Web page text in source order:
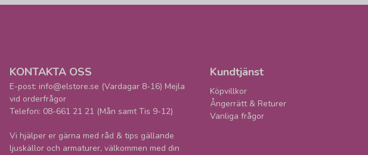
KONTAKTA OSS
E-post: info@elstore.se (Vardagar 8-16) Mejla
vid orderfrågor
Telefon: 08-661 21 21 (Mån samt Tis 9-12)
Vi hjälper er gärna med råd & tips gällande
ljuskällor och armaturer, välkommen med din
Kundtjänst
Köpvillkor
Ångerrätt & Returer
Vanliga frågor